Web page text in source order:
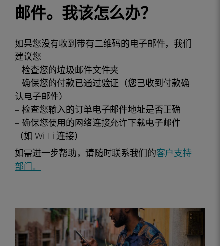
邮件。我该怎么办？
如果您没有收到带有二维码的电子邮件，我们
建议您
– 检查您的垃圾邮件文件夹
– 确保您的付款已通过验证（您已收到付款确
认电子邮件）
– 检查您输入的订单电子邮件地址是否正确
– 确保您使用的网络连接允许下载电子邮件
（如 Wi-Fi 连接）
如需进一步帮助，请随时联系我们的客户支持
部门。